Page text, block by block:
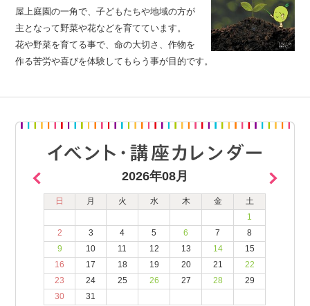
屋上庭園の一角で、子どもたちや地域の方が
主となって野菜や花などを育てています。
花や野菜を育てる事で、命の大切さ、作物を
作る苦労や喜びを体験してもらう事が目的です。
2026年08月
日 月 火 水 木 金
土
1
2
3 4 5 6 7
8
9
10 11 12 13 14
15
16
17 18 19 20 21
22
23
24 25 26 27 28
29
30
31